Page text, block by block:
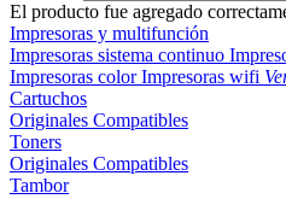
El producto fue agregado
Impresoras y multifunción
Impresoras sistema continuo
Impresoras colorImpresoras wifi
Cartuchos
Originales Compatibles
Toners
Originales Compatibles
Tambor